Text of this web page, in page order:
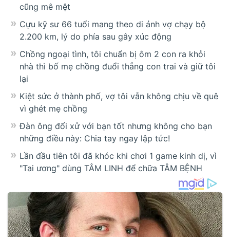
cũng mê mệt
Cựu kỹ sư 66 tuổi mang theo di ảnh vợ chạy bộ
2.200 km, lý do phía sau gây xúc động
Chồng ngoại tình, tôi chuẩn bị ôm 2 con ra khỏi
nhà thì bố mẹ chồng đuổi thẳng con trai và giữ tôi
lại
Kiệt sức ở thành phố, vợ tôi vẫn không chịu về quê
vì ghét mẹ chồng
Đàn ông đối xử với bạn tốt nhưng không cho bạn
những điều này: Chia tay ngay lập tức!
Lần đầu tiên tôi đã khóc khi chơi 1 game kinh dị, vì
"Tai ương" dùng TÂM LINH để chữa TÂM BỆNH